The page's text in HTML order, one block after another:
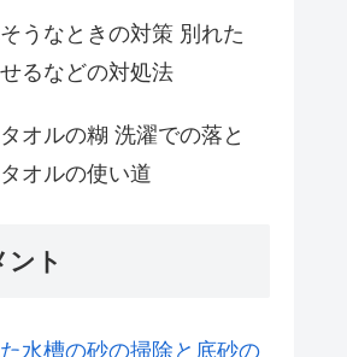
うなときの対策 別れた
るなどの対処法
オルの糊 洗濯での落と
オルの使い道
ント
水槽の砂の掃除と底砂の